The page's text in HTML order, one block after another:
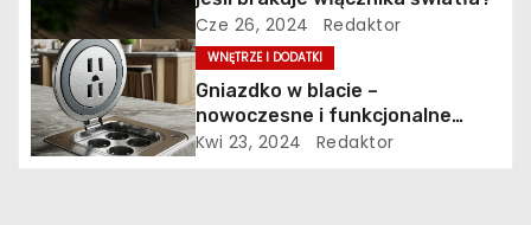
a
w
p
Cze 26, 2024 Redaktor
WNĘTRZE I DODATKI
Gniazdko w blacie –
nowoczesne i funkcjonalne
rozwiązanie dla Twojej kuchni
Kwi 23, 2024 Redaktor